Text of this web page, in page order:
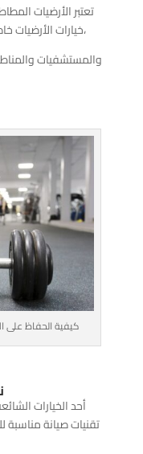
تعتبر الأرضيات
خيارات الأرضياتوالمدارس،
والمستشفيات
كيفية الحفاظ على
أحد الخيارات
تقنيات صيانة